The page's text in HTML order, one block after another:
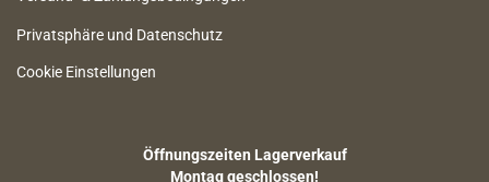
Privatsphäre und Datenschutz
Cookie Einstellungen
Öffnungszeiten Lagerverkauf
Montag geschlossen!